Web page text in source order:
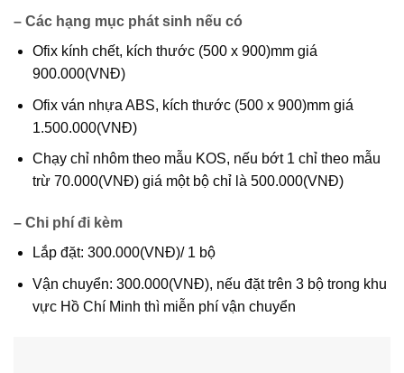
– Các hạng mục phát sinh nếu có
Ofix kính chết, kích thước (500 x 900)mm giá
900.000(VNĐ)
Ofix ván nhựa ABS, kích thước (500 x 900)mm giá
1.500.000(VNĐ)
Chạy chỉ nhôm theo mẫu KOS, nếu bớt 1 chỉ theo mẫu
trừ 70.000(VNĐ) giá một bộ chỉ là 500.000(VNĐ)
– Chi phí đi kèm
Lắp đặt: 300.000(VNĐ)/ 1 bộ
Vận chuyển: 300.000(VNĐ), nếu đặt trên 3 bộ trong khu
vực Hồ Chí Minh thì miễn phí vận chuyển